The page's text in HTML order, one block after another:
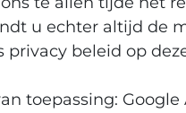
u echter altijd de
privacy beleid op
toepassing: